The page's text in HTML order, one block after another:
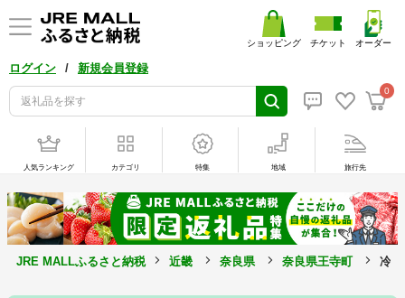
ログイン / 新規会員登録
0
ショッピング チケット オーダー
人気ランキング カテゴリ 特集 地域 旅行先
JRE MALLふるさと納税 近畿 奈良県 奈良県王寺町 冷